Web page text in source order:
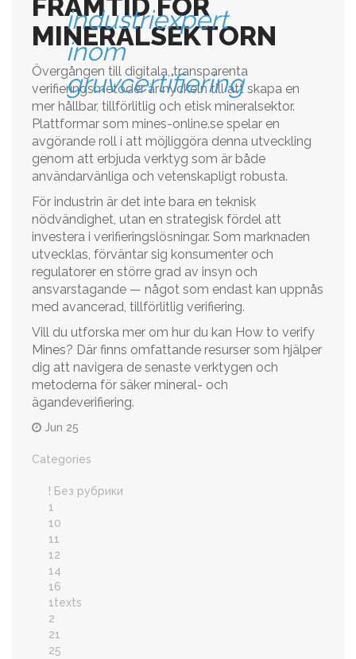
industriexpert
inom
gruvcertifiering
FRAMTID FÖR
MINERALSEKTORN
Övergången till digitala, transparenta
verifieringsmetoder är nyckeln till att skapa en
mer hållbar, tillförlitlig och etisk mineralsektor.
Plattformar som mines-online.se spelar en
avgörande roll i att möjliggöra denna utveckling
genom att erbjuda verktyg som är både
användarvänliga och vetenskapligt robusta.
För industrin är det inte bara en teknisk
nödvändighet, utan en strategisk fördel att
investera i verifieringslösningar. Som marknaden
utvecklas, förväntar sig konsumenter och
regulatorer en större grad av insyn och
ansvarstagande — något som endast kan uppnås
med avancerad, tillförlitlig verifiering.
Vill du utforska mer om hur du kan How to verify
Mines? Där finns omfattande resurser som hjälper
dig att navigera de senaste verktygen och
metoderna för säker mineral- och
ägandeverifiering.
Jun 25
Categories
! Без рубрики
1
10
11
12
14
16
1texts
2
21
25